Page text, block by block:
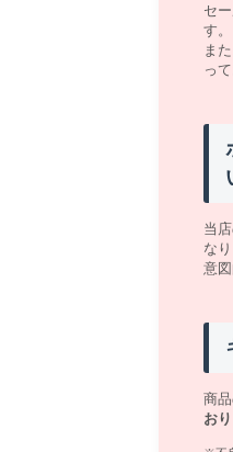
セ
す。
ま
っ
当
なり
意
商品
おり